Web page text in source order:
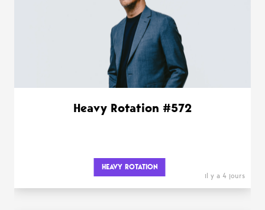
Heavy Rotation #572
HEAVY ROTATION
il y a 4 jours